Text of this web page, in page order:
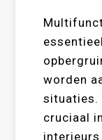
worden
situaties.
cruciaal